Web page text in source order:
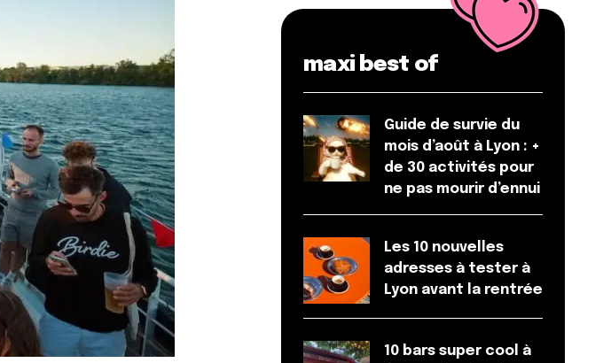
maxi best of
Guide de survie du
mois d’août à Lyon : +
de 30 activités pour
ne pas mourir d’ennui
Les 10 nouvelles
adresses à tester à
Lyon avant la rentrée
10 bars super cool à